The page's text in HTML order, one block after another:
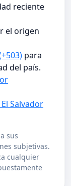
reciente
el origen
para
del país.
Salvador
sus
subjetivas.
cualquier